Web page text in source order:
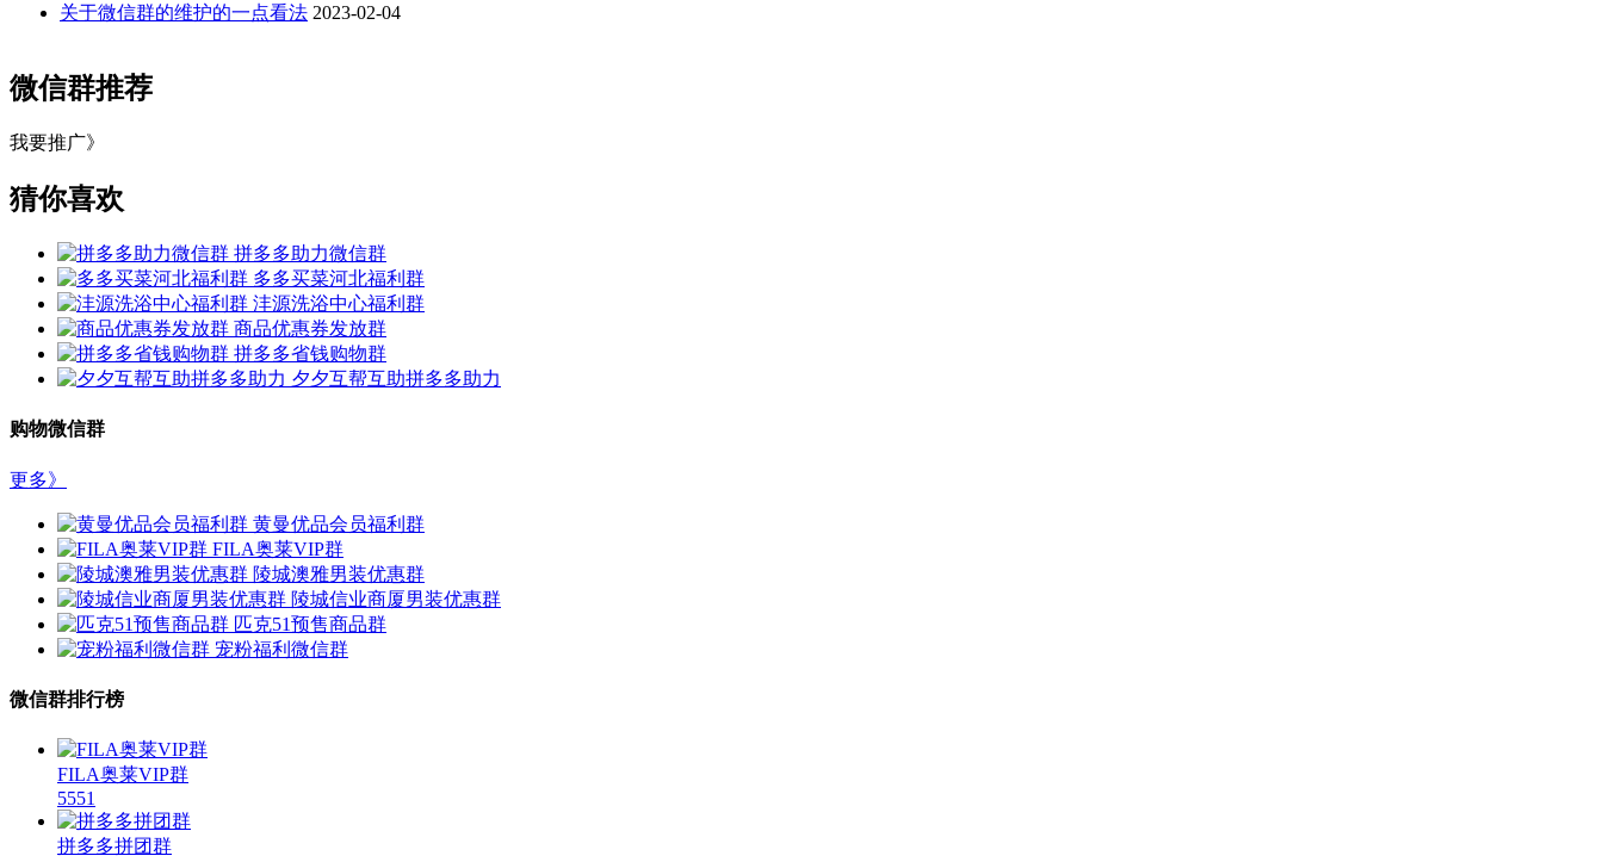
关于微信群的维护的一点看法 2023-02-04
微信群推荐
我要推广》
猜你喜欢
拼多多助力微信群
多多买菜河北福利群
沣源洗浴中心福利群
商品优惠券发放群
拼多多省钱购物群
夕夕互帮互助拼多多助力
购物微信群
更多》
黄曼优品会员福利群
FILA奥莱VIP群
陵城澳雅男装优惠群
陵城信业商厦男装优惠群
匹克51预售商品群
宠粉福利微信群
微信群排行榜
FILA奥莱VIP群
5551
拼多多拼团群